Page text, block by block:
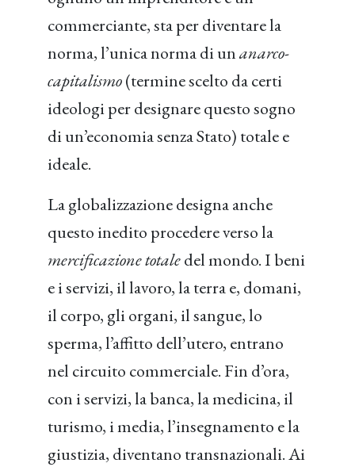
commerciante, sta per diventare la
norma, l’unica norma di unanarco-
capitalismo(termine scelto da certi
ideologi per designare questo sogno
di un’economia senza Stato) totale e
ideale.
La globalizzazione designa anche
questo inedito procedere verso la
mercificazione totaledel mondo. I beni
e i servizi, il lavoro, la terra e, domani,
il corpo, gli organi, il sangue, lo
sperma, l’affitto dell’utero, entrano
nel circuito commerciale. Fin d’ora,
con i servizi, la banca, la medicina, il
turismo, i media, l’insegnamento e la
giustizia, diventano transnazionali. Ai